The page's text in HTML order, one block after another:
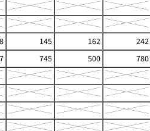
145 162
242
745 500
780